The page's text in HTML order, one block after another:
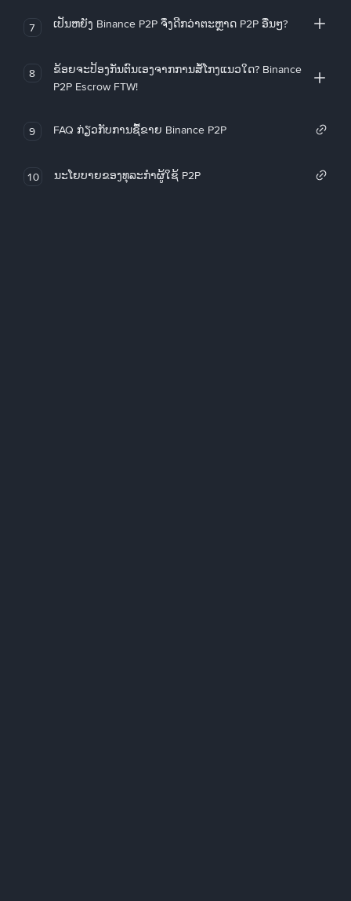
7 ເປັນຫຍັງ Binance P2P ຈຶ່ງດີກວ່າຕະຫຼາດ P2P ອື່ນໆ?
8
ຂ້ອຍຈະປ້ອງກັນຕົນເອງຈາກການສໍ້ໂກງແນວໃດ? Binance
P2P Escrow FTW!
9 FAQ ກ່ຽວກັບການຊື້ຂາຍ Binance P2P
10 ນະໂຍບາຍຂອງທຸລະກໍາຜູ້ໃຊ້ P2P